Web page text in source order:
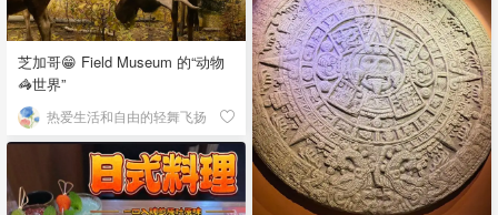
芝加哥😁 Field Museum 的“动物
🦓世界”
热爱生活和自由的轻舞飞扬